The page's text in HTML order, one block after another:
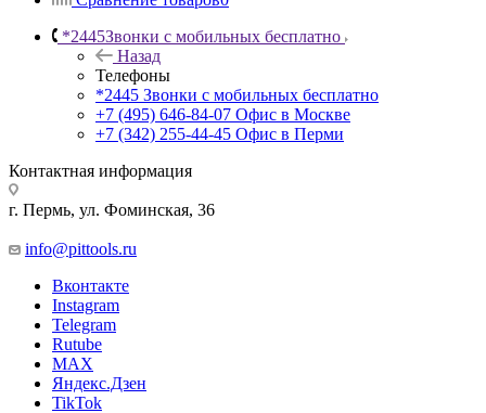
*2445Звонки с мобильных бесплатно
Назад
Телефоны
*2445 Звонки с мобильных бесплатно
+7 (495) 646-84-07 Офис в Москве
+7 (342) 255-44-45 Офис в Перми
Контактная информация
г. Пермь, ул. Фоминская, 36
info@pittools.ru
Вконтакте
Instagram
Telegram
Rutube
MAX
Яндекс.Дзен
TikTok